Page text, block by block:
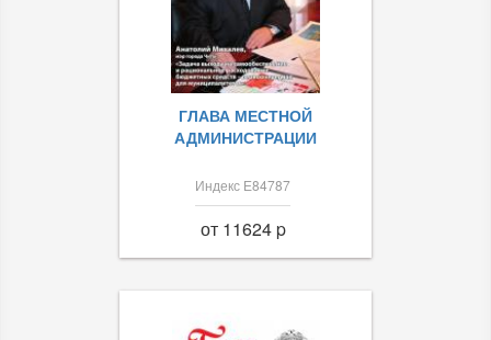
ГЛАВА МЕСТНОЙ
АДМИНИСТРАЦИИ
Индекс Е84787
от 11624 p